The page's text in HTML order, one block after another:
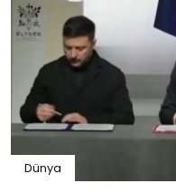
Dünya